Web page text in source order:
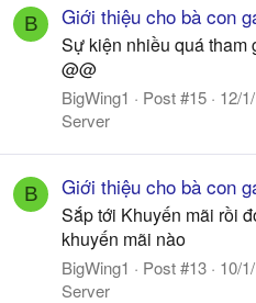
B Giới thiệu cho bà con
Sự kiện nhiều quá tham
@@
BigWing1 Post #15 12/
Server
B Giới thiệu cho bà con
Sắp tới Khuyến mãi rồi
khuyến mãi nào
BigWing1 Post #13 10/
Server